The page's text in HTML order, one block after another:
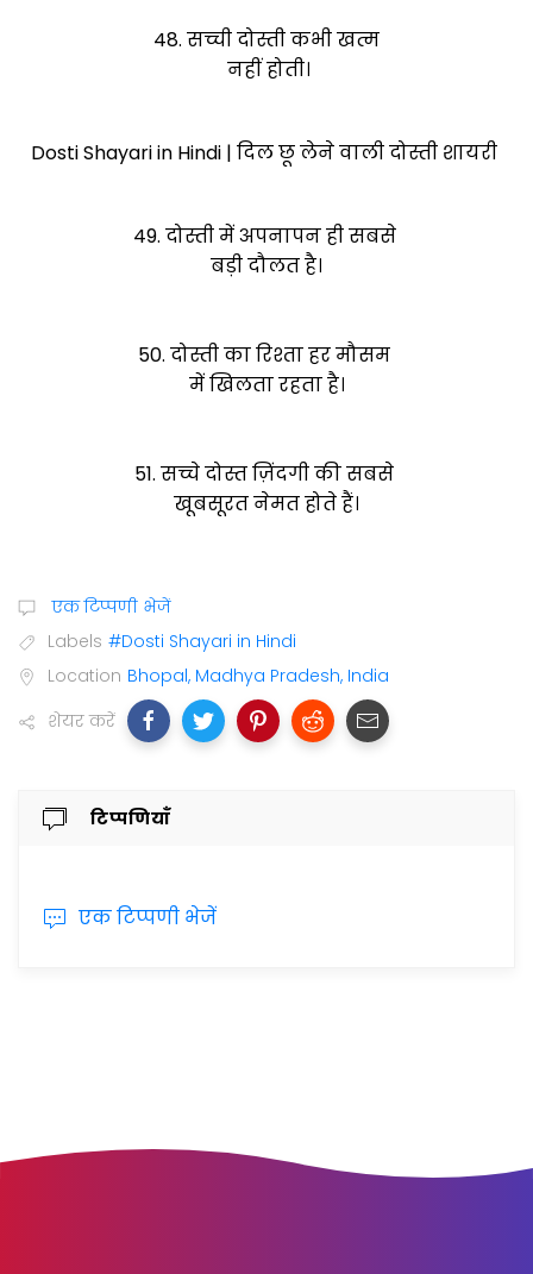
48. सच्ची दोस्ती कभी खत्म
नहीं होती।
Dosti Shayari in Hindi | दिल छू लेने वाली दोस्ती शायरी
49. दोस्ती में अपनापन ही सबसे
बड़ी दौलत है।
50. दोस्ती का रिश्ता हर मौसम
में खिलता रहता है।
51. सच्चे दोस्त ज़िंदगी की सबसे
खूबसूरत नेमत होते हैं।
एक टिप्पणी भेजें
Labels #Dosti Shayari in Hindi
Location Bhopal, Madhya Pradesh, India
शेयर करें
टिप्पणियाँ
एक टिप्पणी भेजें